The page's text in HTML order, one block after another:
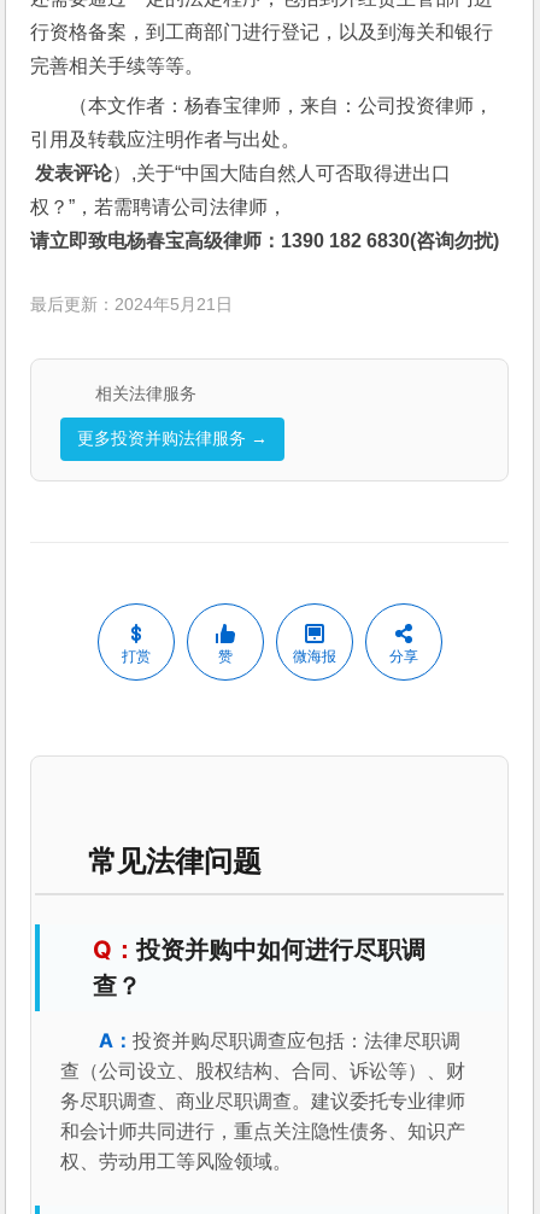
行资格备案，到工商部门进行登记，以及到海关和银行
完善相关手续等等。
（本文作者：杨春宝律师，来自：公司投资律师，
引用及转载应注明作者与出处。
发表评论）,关于“中国大陆自然人可否取得进出口
权？”，若需聘请公司法律师，
请立即致电杨春宝高级律师：1390 182 6830(咨询勿扰)
最后更新：2024年5月21日
相关法律服务
更多投资并购法律服务 →
打赏 赞 微海报 分享
常见法律问题
投资并购中如何进行尽职调
查？
投资并购尽职调查应包括：法律尽职调
查（公司设立、股权结构、合同、诉讼等）、财
务尽职调查、商业尽职调查。建议委托专业律师
和会计师共同进行，重点关注隐性债务、知识产
权、劳动用工等风险领域。